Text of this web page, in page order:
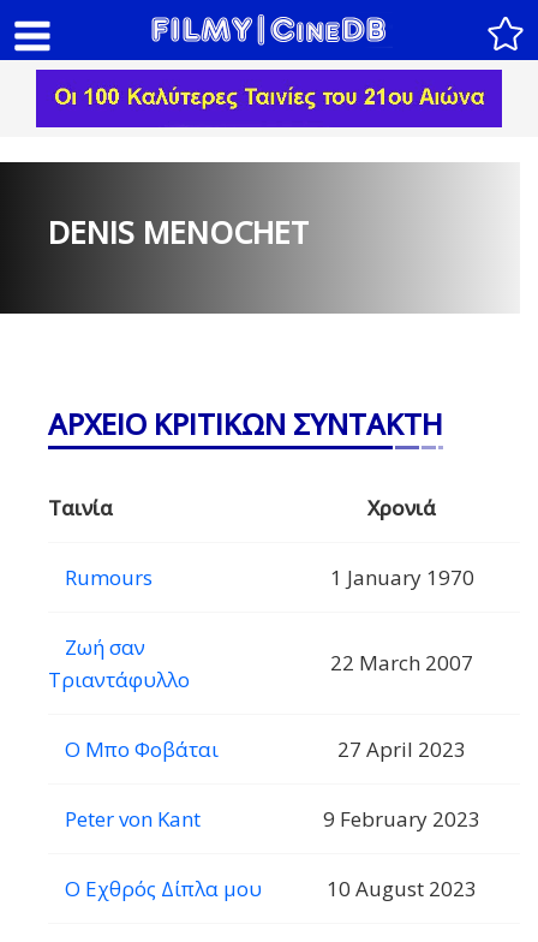
DENIS MENOCHET
ΑΡΧΕΙΟ ΚΡΙΤΙΚΩΝ ΣΥΝΤΑΚΤΗ
Ταινία Χρονιά
Rumours 1 January 1970
Ζωή σαν
Τριαντάφυλλο
22 March 2007
Ο Μπο Φοβάται 27 April 2023
Peter von Kant 9 February 2023
Ο Εχθρός Δίπλα μου 10 August 2023